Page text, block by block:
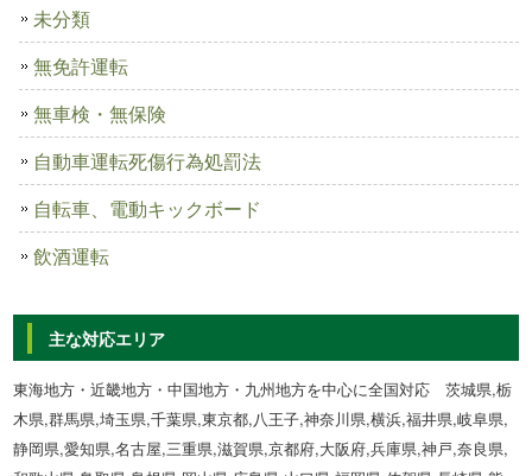
未分類
無免許運転
無車検・無保険
自動車運転死傷行為処罰法
自転車、電動キックボード
飲酒運転
主な対応エリア
東海地方・近畿地方・中国地方・九州地方を中心に全国対応 茨城県,栃
木県,群馬県,埼玉県,千葉県,東京都,八王子,神奈川県,横浜,福井県,岐阜県,
静岡県,愛知県,名古屋,三重県,滋賀県,京都府,大阪府,兵庫県,神戸,奈良県,